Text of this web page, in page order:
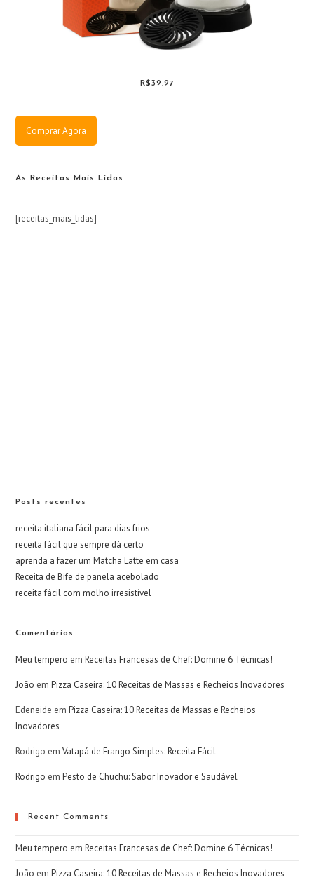
R$39,97
Comprar Agora
As Receitas Mais Lidas
[receitas_mais_lidas]
Posts recentes
receita italiana fácil para dias frios
receita fácil que sempre dá certo
aprenda a fazer um Matcha Latte em casa
Receita de Bife de panela acebolado
receita fácil com molho irresistível
Comentários
Meu tempero emReceitas Francesas de Chef: Domine 6 Técnicas!
João emPizza Caseira: 10 Receitas de Massas e Recheios Inovadores
Edeneide emPizza Caseira: 10 Receitas de Massas e Recheios
Inovadores
Rodrigo emVatapá de Frango Simples: Receita Fácil
Rodrigo emPesto de Chuchu: Sabor Inovador e Saudável
Recent Comments
Meu tempero emReceitas Francesas de Chef: Domine 6 Técnicas!
João emPizza Caseira: 10 Receitas de Massas e Recheios Inovadores